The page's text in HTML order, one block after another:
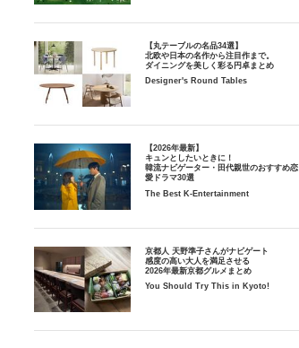
【丸テーブルの名品34選】
北欧や日本の名作から注目作まで。
ダイニングを美しく彩る円卓まとめ
Designer's Round Tables
【2026年最新】
キュンとしたいときに！
韓流ナビゲーター・田代親世のおすすめ恋
愛ドラマ30選
The Best K-Entertainment
京都人 天野準子さんがナビゲート
感度の高い大人を満足させる
2026年最新京都グルメまとめ
You Should Try This in Kyoto!